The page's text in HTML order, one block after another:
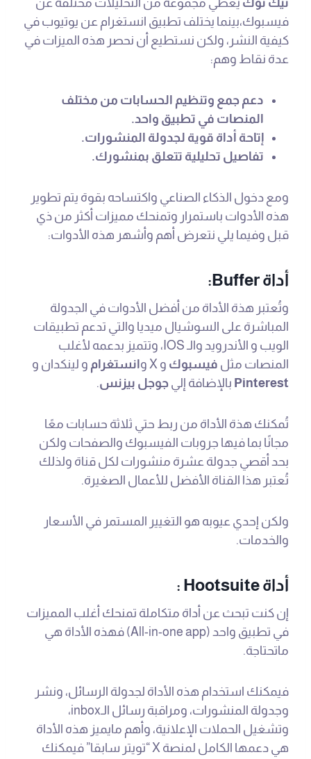
تيك توك يعطي مجموعة من التحليلات مختلفة عن
فيسبوك،بينما يختلف تطبيق انستغرام عن يوتيوب في
كيفية النشر، ولكن نستطيع أن نحصر هذه الميزات في
عدة نقاط وهم:
دعم جمع وتنظيم الحسابات من مختلف
المنصات في تطبيق واحد.
إتاحة أداة قوية لجدولة المنشورات.
تفاصيل تحليلية تتعلق بمنشورك.
ومع دخول الذكاء الصناعي واكتساحه بقوة يتم تطوير
هذه الأدوات باستمرار وتمنحك مميزات أكثر من ذي
قبل وفيما يلي نتعرض أهم وأشهر هذه الأدوات:
أداة Buffer:
وتُعتبر هذة الأداة من أفضل الأدوات في الجدولة
المباشرة على السوشيال ميديا والتي تدعم تطبيقات
الويب و الأندرويد والـ IOS، وتتميز بدعمه لأغلب
المنصات مثل فيسبوك و X و انستغرام و لينكدان و
Pinterest بالإضافة إلي جوجل بيزنس.
تُمكنك هذة الأداة من ربط حتي ثلاثة حسابات معًا
مجانًا بما فيها جروبات الفيسبوك والصفحات ولكن
بحد أقصي جدولة عشرة منشورات لكل قناة ولذلك
تُعتبر هذا القناة الأفضل للأعمال الصغيرة.
ولكن إحدي عيوبه هو التغيير المستمر في الأسعار
والخدمات.
أداة Hootsuite :
إن كنت تبحث عن أداة متكاملة تمنحك أغلب المميزات
في تطبيق واحد (All-in-one app) فهذه الأداة هي
ماتحتاجة.
فيمكنك استخدام هذه الأداة لجدولة الرسائل، ونشر
وجدولة المنشورات، ومراقبة رسائل الـinbox،
وتشغيل الحملات الإعلانية، وأهم مايميز هذه الأداة
هي دعمها الكامل لمنصة X “تويتر سابقا” فيمكنك